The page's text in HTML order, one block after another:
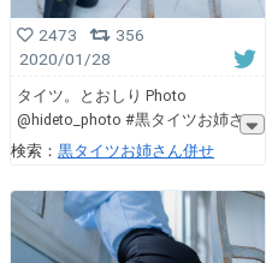
2473
356
2020/01/28
タイツ。とおしり Photo
@hideto_photo #黒タイツお姉さ
検索： 黒タイツお姉さん併せ